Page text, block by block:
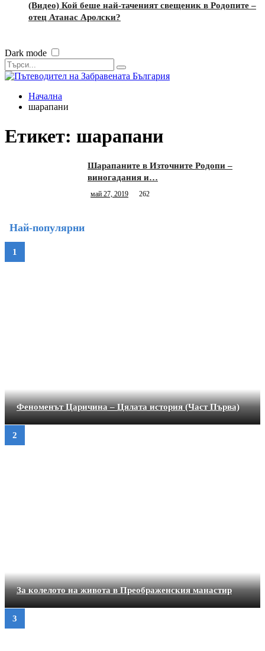
(Видео) Кой беше най-таченият свещеник в Родопите –
отец Атанас Аролски?
Dark mode
Начална
шарапани
Етикет: шарапани
Шарапаните в Източните Родопи –
виногадания и…
май 27, 2019 262
Най-популярни
Феноменът Царичина – Цялата история (Част Първа)
За колелото на живота в Преображенския манастир